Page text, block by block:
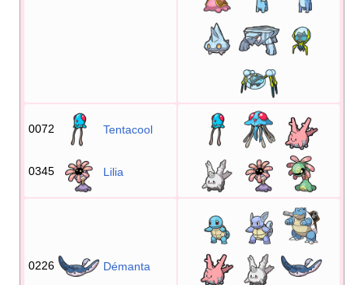
0072 Tentacool
0345 Lilia
0226 Démanta